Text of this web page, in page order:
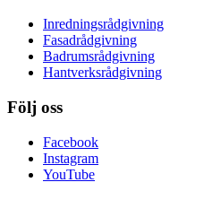
Inredningsrådgivning
Fasadrådgivning
Badrumsrådgivning
Hantverksrådgivning
Följ oss
Facebook
Instagram
YouTube